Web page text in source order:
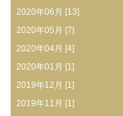
2020年06月 [13]
2020年05月 [7]
2020年04月 [4]
2020年01月 [1]
2019年12月 [1]
2019年11月 [1]